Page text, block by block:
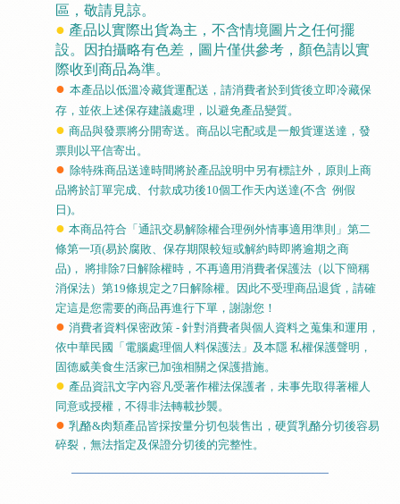
區，敬請見諒。
● 產品以實際出貨為主，不含情境圖片之任何擺
設。因拍攝略有色差，圖片僅供參考，顏色請以實
際收到商品為準。
●本產品以低溫冷藏貨運配送，請消費者於到貨後立即冷藏保
存，並依上述保存建議處理，以避免產品變質。
● 商品與發票將分開寄送。商品以宅配或是一般貨運送達，發
票則以平信寄出。
●除特殊商品送達時間將於產品說明中另有標註外，原則上商
品將於訂單完成、付款成功後10個工作天內送達(不含 例假
日)。
● 本商品符合「通訊交易解除權合理例外情事適用準則」第二
條第一項(易於腐敗、保存期限較短或解約時即將逾期之商
品) ， 將排除7 日解除權時，不再適用消費者保護法（以下簡稱
消保法）第19條規定之7 日解除權。因此不受理商品退貨，請確
定這是您需要的商品再進行下單，謝謝您！
● 消費者資料保密政策 -針對消費者與個人資料之蒐集和運用，
依中華民國「電腦處理個人料保護法」及本隱 私權保護聲明，
固德威美食生活家已加強相關之保護措施。
● 產品資訊文字內容凡受著作權法保護者，未事先取得著權人
同意或授權，不得非法轉載抄襲。
● 乳酪&肉類產品皆採按量分切包裝售出，硬質乳酪分切後容易
碎裂，無法指定及保證分切後的完整性。